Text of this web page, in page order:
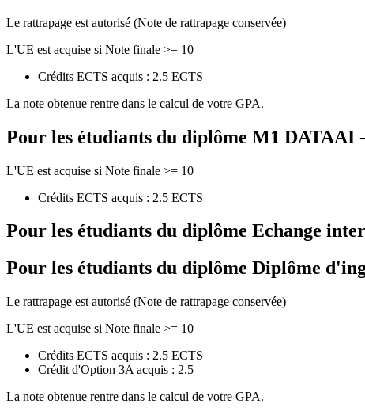
Le rattrapage est autorisé (Note de rattrapage conservée)
L'UE est acquise si Note finale >= 10
Crédits ECTS acquis : 2.5 ECTS
La note obtenue rentre dans le calcul de votre GPA.
Pour les étudiants du diplôme M1 DATAAI
L'UE est acquise si Note finale >= 10
Crédits ECTS acquis : 2.5 ECTS
Pour les étudiants du diplôme Echange
Pour les étudiants du diplôme Diplôme
Le rattrapage est autorisé (Note de rattrapage conservée)
L'UE est acquise si Note finale >= 10
Crédits ECTS acquis : 2.5 ECTS
Crédit d'Option 3A acquis : 2.5
La note obtenue rentre dans le calcul de votre GPA.